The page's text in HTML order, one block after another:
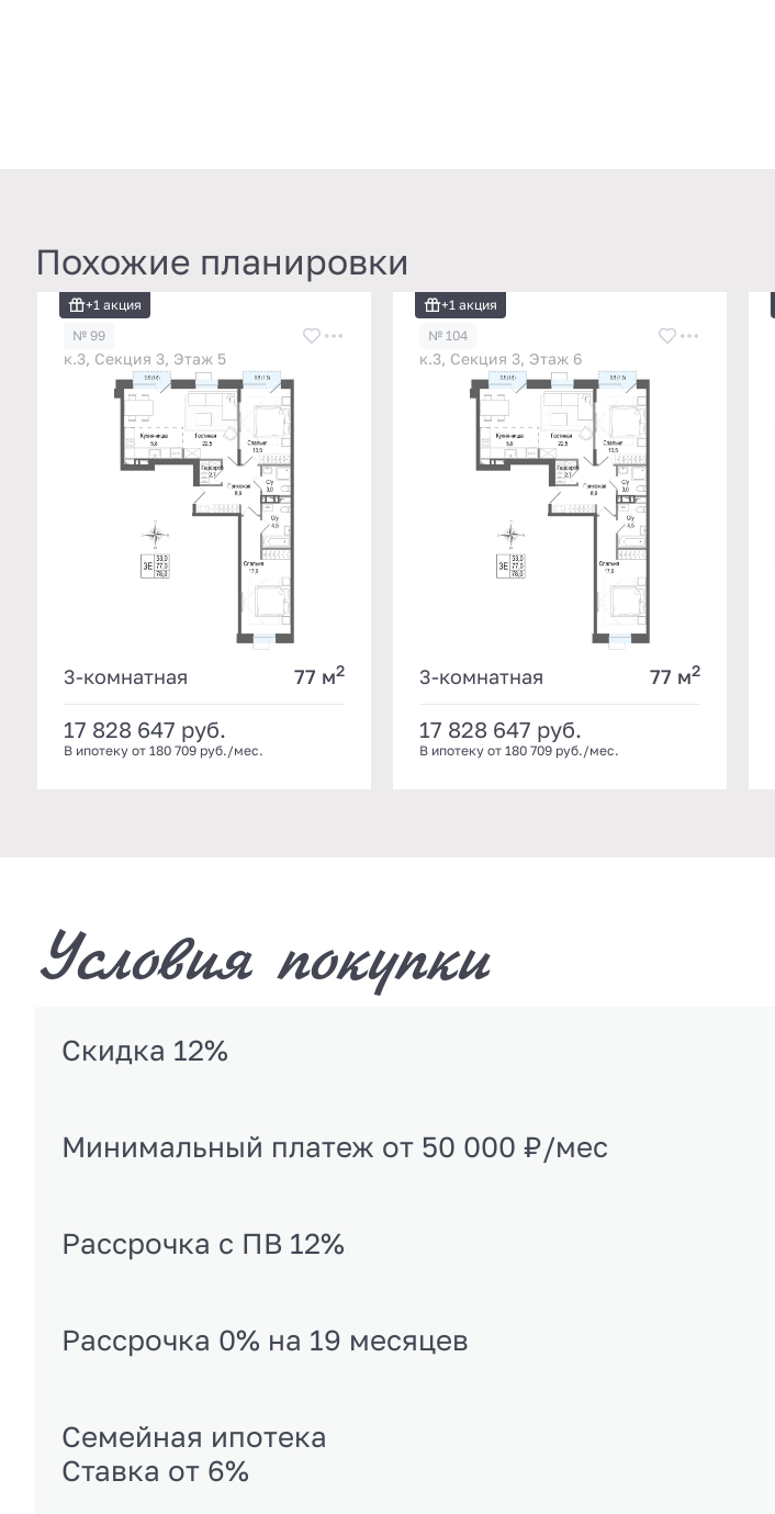
Похожие планировки
+1 акция
№ 99
к.3, Секция 3, Этаж 5
3-комнатная 77 м2
17 828 647 руб.
В ипотеку от 180 709 руб./мес.
+1 акция
№ 104
к.3, Секция 3, Этаж 6
3-комнатная 77 м2
17 828 647 руб.
В ипотеку от 180 709 руб./мес.
Условия покупки
Скидка 12%
Минимальный платеж от 50 000 ₽/мес
Рассрочка с ПВ 12%
Рассрочка 0% на 19 месяцев
Семейная ипотека
Ставка от 6%